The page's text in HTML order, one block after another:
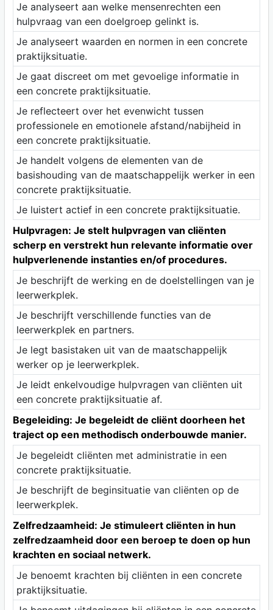
Je analyseert aan welke mensenrechten een
hulpvraag van een doelgroep gelinkt is.
Je analyseert waarden en normen in een concrete
praktijksituatie.
Je gaat discreet om met gevoelige informatie in
een concrete praktijksituatie.
Je reflecteert over het evenwicht tussen
professionele en emotionele afstand/nabijheid in
een concrete praktijksituatie.
Je handelt volgens de elementen van de
basishouding van de maatschappelijk werker in een
concrete praktijksituatie.
Je luistert actief in een concrete praktijksituatie.
Hulpvragen: Je stelt hulpvragen van cliënten
scherp en verstrekt hun relevante informatie over
hulpverlenende instanties en/of procedures.
Je beschrijft de werking en de doelstellingen van je
leerwerkplek.
Je beschrijft verschillende functies van de
leerwerkplek en partners.
Je legt basistaken uit van de maatschappelijk
werker op je leerwerkplek.
Je leidt enkelvoudige hulpvragen van cliënten uit
een concrete praktijksituatie af.
Begeleiding: Je begeleidt de cliënt doorheen het
traject op een methodisch onderbouwde manier.
Je begeleidt cliënten met administratie in een
concrete praktijksituatie.
Je beschrijft de beginsituatie van cliënten op de
leerwerkplek.
Zelfredzaamheid: Je stimuleert cliënten in hun
zelfredzaamheid door een beroep te doen op hun
krachten en sociaal netwerk.
Je benoemt krachten bij cliënten in een concrete
praktijksituatie.